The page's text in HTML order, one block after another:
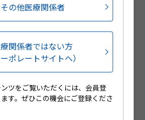
製品説明会のLive配信
す
その他医療関係者
関係者ではない方
ーポレートサイトへ）
ツをご覧いただくには、会員登
す。ぜひこの機会にご登録くださ